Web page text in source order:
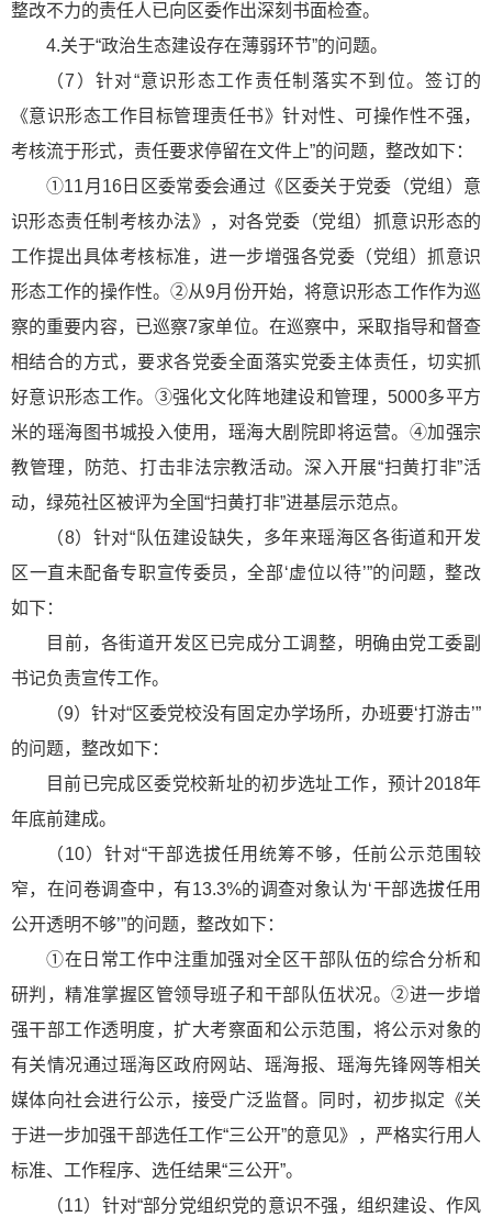
整改不力的责任人已向区委作出深刻书面检查。
4.关于“政治生态建设存在薄弱环节”的问题。
（7）针对“意识形态工作责任制落实不到位。签订的
《意识形态工作目标管理责任书》针对性、可操作性不强，
考核流于形式，责任要求停留在文件上”的问题，整改如下：
①11月16日区委常委会通过《区委关于党委（党组）意
识形态责任制考核办法》，对各党委（党组）抓意识形态的
工作提出具体考核标准，进一步增强各党委（党组）抓意识
形态工作的操作性。②从9月份开始，将意识形态工作作为巡
察的重要内容，已巡察7家单位。在巡察中，采取指导和督查
相结合的方式，要求各党委全面落实党委主体责任，切实抓
好意识形态工作。③强化文化阵地建设和管理，5000多平方
米的瑶海图书城投入使用，瑶海大剧院即将运营。④加强宗
教管理，防范、打击非法宗教活动。深入开展“扫黄打非”活
动，绿苑社区被评为全国“扫黄打非”进基层示范点。
（8）针对“队伍建设缺失，多年来瑶海区各街道和开发
区一直未配备专职宣传委员，全部‘虚位以待’”的问题，整改
如下：
目前，各街道开发区已完成分工调整，明确由党工委副
书记负责宣传工作。
（9）针对“区委党校没有固定办学场所，办班要‘打游击’”
的问题，整改如下：
目前已完成区委党校新址的初步选址工作，预计2018年
年底前建成。
（10）针对“干部选拔任用统筹不够，任前公示范围较
窄，在问卷调查中，有13.3%的调查对象认为‘干部选拔任用
公开透明不够’”的问题，整改如下：
①在日常工作中注重加强对全区干部队伍的综合分析和
研判，精准掌握区管领导班子和干部队伍状况。②进一步增
强干部工作透明度，扩大考察面和公示范围，将公示对象的
有关情况通过瑶海区政府网站、瑶海报、瑶海先锋网等相关
媒体向社会进行公示，接受广泛监督。同时，初步拟定《关
于进一步加强干部选任工作“三公开”的意见》，严格实行用人
标准、工作程序、选任结果“三公开”。
（11）针对“部分党组织党的意识不强，组织建设、作风